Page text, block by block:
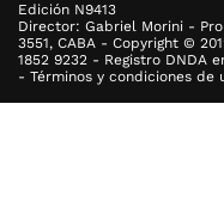
Edición N9413
Director: Gabriel Morini -
3551, CABA - Copyright ©
1852 9232 - Registro DNDA
- Términos y condiciones de